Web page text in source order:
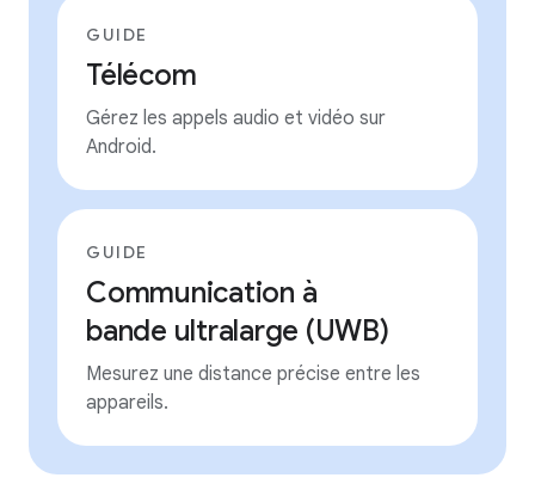
GUIDE
Télécom
Gérez les appels audio et vidéo sur
Android.
GUIDE
Communication à
bande ultralarge (UWB)
Mesurez une distance précise entre les
appareils.